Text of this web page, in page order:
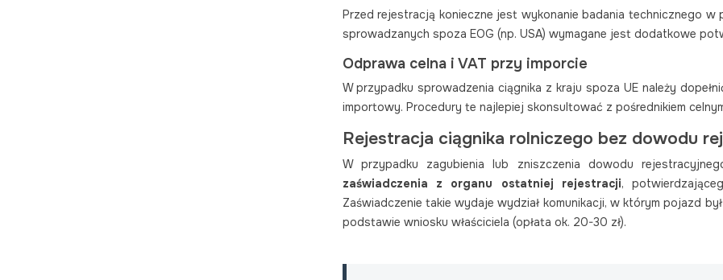
Przed rejestracją konieczne jest wykonanie badania technicznego
sprowadzanych spoza EOG (np. USA) wymagane jest dodatkowe
Odprawa celna i VAT przy imporcie
W przypadku sprowadzenia ciągnika z kraju spoza UE należy
importowy. Procedury te najlepiej skonsultować z pośrednikiem
Rejestracja ciągnika rolniczego bez dowodu
W przypadku zagubienia lub zniszczenia dowodu
zaświadczenia z organu ostatniej rejestracji,
Zaświadczenie takie wydaje wydział komunikacji, w którym pojazd
podstawie wniosku właściciela (opłata ok. 20-30 zł).